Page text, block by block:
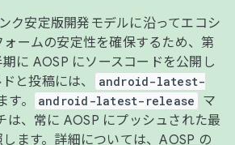
ク安定版開発モデルに沿ってエコシ
ームの安定性を確保するため、第
に AOSP にソースコードを公開し
と投稿には、
android-latest-
。 android-latest-release
マ
は、常に AOSP にプッシュされた最
ます。詳細については、AOSP の